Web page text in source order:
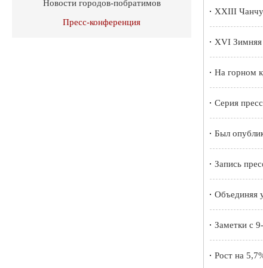
Новости городов-побратимов
Пресс-конференция
XXIII
XVI Зимняя
На горном
Серия
Был
Запись
Объединяя
Заметки с
Рост на